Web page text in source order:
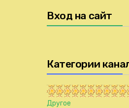
Вход на сайт
Категории
Другое